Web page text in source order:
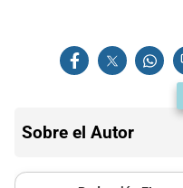
Sobre el Autor